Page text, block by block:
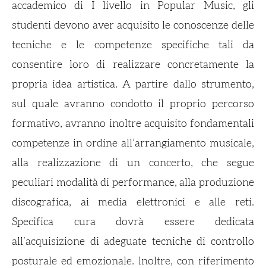
accademico di I livello in Popular Music, gli
studenti devono aver acquisito le conoscenze delle
tecniche e le competenze specifiche tali da
consentire loro di realizzare concretamente la
propria idea artistica. A partire dallo strumento,
sul quale avranno condotto il proprio percorso
formativo, avranno inoltre acquisito fondamentali
competenze in ordine all’arrangiamento musicale,
alla realizzazione di un concerto, che segue
peculiari modalità di performance, alla produzione
discografica, ai media elettronici e alle reti.
Specifica cura dovrà essere dedicata
all’acquisizione di adeguate tecniche di controllo
posturale ed emozionale. lnoltre, con riferimento